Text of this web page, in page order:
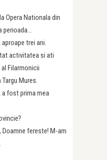
Opera Nationala din
perioada…
aproape trei ani.
activitatea si ati
Filarmonicii
Mures.
a fost prima mea
Doamne fereste! M-am